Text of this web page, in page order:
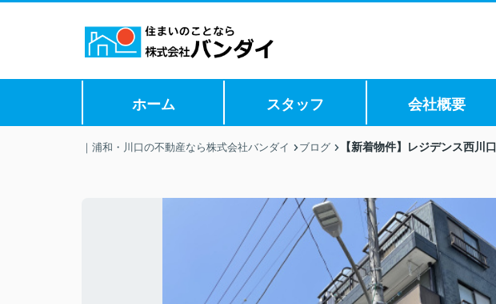
ホーム スタッフ 会社概要
｜浦和・川口の不動産なら株式会社バンダイ ブログ 【新着物件】レジデンス西川口